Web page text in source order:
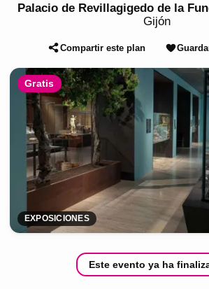
Palacio de Revillagigedo de la
Gijón
Compartir este plan
Gratis
EXPOSICIONES
Este evento ya ha